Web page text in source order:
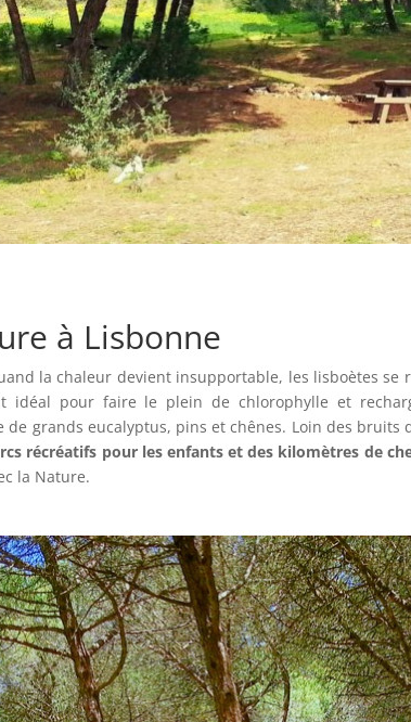
à Lisbonne
la chaleur devient insupportable, les lisboètes
idéal pour faire le plein de chlorophylle et
grands eucalyptus, pins et chênes. Loin des bruits
récréatifs pour les enfants et des kilomètres de
la Nature.